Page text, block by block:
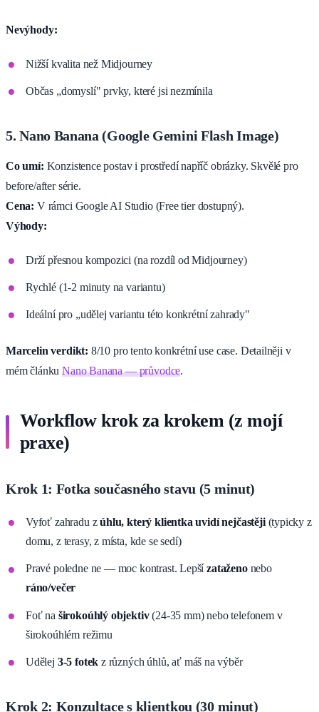
Nevýhody:
Nižší kvalita než Midjourney
Občas „domyslí" prvky, které jsi nezmínila
5. Nano Banana (Google Gemini Flash Image)
Co umí: Konzistence postav i prostředí napříč obrázky. Skvělé pro
before/after série.
Cena: V rámci Google AI Studio (Free tier dostupný).
Výhody:
Drží přesnou kompozici (na rozdíl od Midjourney)
Rychlé (1-2 minuty na variantu)
Ideální pro „udělej variantu této konkrétní zahrady"
Marcelin verdikt: 8/10 pro tento konkrétní use case. Detailněji v
mém článkuNano Banana — průvodce.
Workflow krok za krokem (z mojí
praxe)
Krok 1: Fotka současného stavu (5 minut)
Vyfoť zahradu zúhlu, který klientka uvidí nejčastěji(typicky z
domu, z terasy, z místa, kde se sedí)
Pravé poledne ne — moc kontrast. Lepšízataženonebo
ráno/večer
Foť na širokoúhlý objektiv(24-35 mm) nebo telefonem v
širokoúhlém režimu
Udělej 3-5 fotek z různých úhlů, ať máš na výběr
Krok 2: Konzultace s klientkou (30 minut)